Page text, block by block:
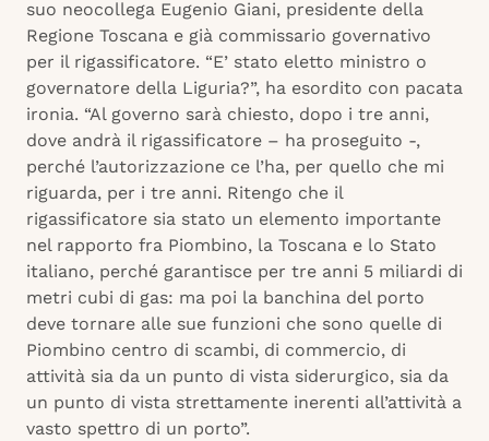
suo neocollega Eugenio Giani, presidente della
Regione Toscana e già commissario governativo
per il rigassificatore. “E’ stato eletto ministro o
governatore della Liguria?”, ha esordito con pacata
ironia. “Al governo sarà chiesto, dopo i tre anni,
dove andrà il rigassificatore – ha proseguito -,
perché l’autorizzazione ce l’ha, per quello che mi
riguarda, per i tre anni. Ritengo che il
rigassificatore sia stato un elemento importante
nel rapporto fra Piombino, la Toscana e lo Stato
italiano, perché garantisce per tre anni 5 miliardi di
metri cubi di gas: ma poi la banchina del porto
deve tornare alle sue funzioni che sono quelle di
Piombino centro di scambi, di commercio, di
attività sia da un punto di vista siderurgico, sia da
un punto di vista strettamente inerenti all’attività a
vasto spettro di un porto”.